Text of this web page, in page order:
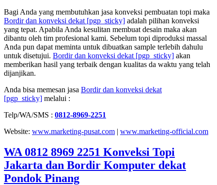
Bagi Anda yang membutuhkan jasa konveksi pembuatan topi maka
Bordir dan konveksi dekat [pgp_sticky] adalah pilihan konveksi
yang tepat. Apabila Anda kesulitan membuat desain maka akan
dibantu oleh tim profesional kami. Sebelum topi diproduksi massal
Anda pun dapat meminta untuk dibuatkan sample terlebih dahulu
untuk disetujui. Bordir dan konveksi dekat [pgp_sticky] akan
memberikan hasil yang terbaik dengan kualitas da waktu yang telah
dijanjikan.
Anda bisa memesan jasa Bordir dan konveksi dekat
[pgp_sticky] melalui :
Telp/WA/SMS : 0812-8969-2251
Website: www.marketing-pusat.com | www.marketing-official.com
WA 0812 8969 2251 Konveksi Topi
Jakarta dan Bordir Komputer dekat
Pondok Pinang